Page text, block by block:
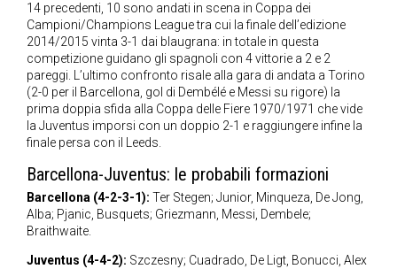
14 precedenti, 10 sono andati in scena in Coppa dei
Campioni/Champions League tra cui la finale dell’edizione
2014/2015 vinta 3-1 dai blaugrana: in totale in questa
competizione guidano gli spagnoli con 4 vittorie a 2 e 2
pareggi. L’ultimo confronto risale alla gara di andata a Torino
(2-0 per il Barcellona, gol di Dembélé e Messi su rigore) la
prima doppia sfida alla Coppa delle Fiere 1970/1971 che vide
la Juventus imporsi con un doppio 2-1 e raggiungere infine la
finale persa con il Leeds.
Barcellona-Juventus: le probabili formazioni
Barcellona (4-2-3-1): Ter Stegen; Junior, Minqueza, De Jong,
Alba; Pjanic, Busquets; Griezmann, Messi, Dembele;
Braithwaite.
Juventus (4-4-2): Szczesny; Cuadrado, De Ligt, Bonucci, Alex